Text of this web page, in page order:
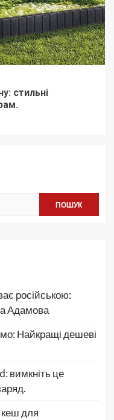
стильні
ПОШУК
російською:
Адамова
Найкращі дешеві
вимкніть це
для